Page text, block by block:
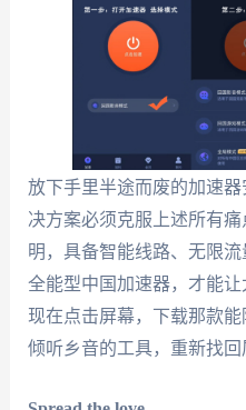
放下手里半途而废的加速
决方案必须克服上述所有
明，具备智能线路、无限
全能型中国加速器，才能让
现在点击屏幕，下载那款能
倾听乡音的工具，重新找回